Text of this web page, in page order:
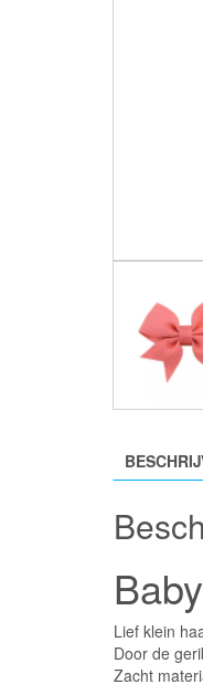
Lief klein
Door de
Zacht